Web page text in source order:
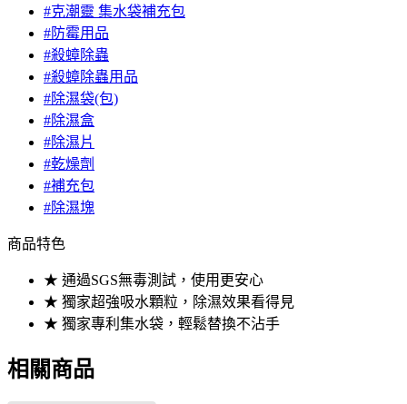
#克潮靈 集水袋補充包
#防霉用品
#殺蟑除蟲
#殺蟑除蟲用品
#除濕袋(包)
#除濕盒
#除濕片
#乾燥劑
#補充包
#除濕塊
商品特色
★ 通過SGS無毒測試，使用更安心
★ 獨家超強吸水顆粒，除濕效果看得見
★ 獨家專利集水袋，輕鬆替換不沾手
相關商品